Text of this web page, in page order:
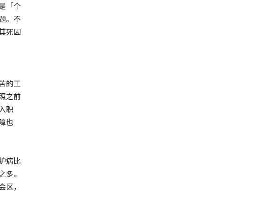
「个
。不
死因
的工
之前
职
也
病比
。
，